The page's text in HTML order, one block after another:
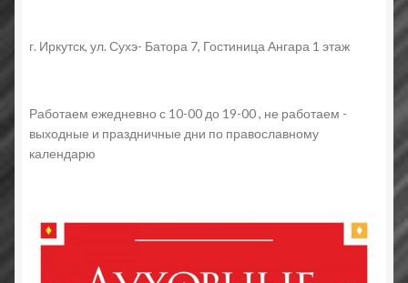
г. Иркутск, ул. Сухэ- Батора 7, Гостиница Ангара 1 этаж
Работаем ежедневно с 10-00 до 19-00 , не работаем -
выходные и праздничные дни по православному
календарю